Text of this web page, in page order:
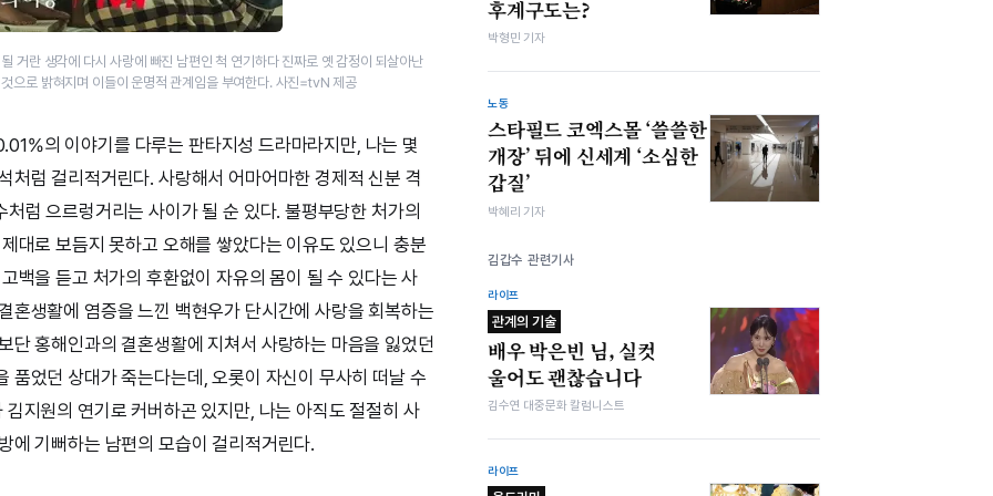
거란 생각에 다시 사랑에 빠진 남편인 척 연기하다 진짜로 옛 감정이 되살아난
으로 밝혀지며 이들이 운명적 관계임을 부여한다. 사진=tvN 제공
의 이야기를 다루는 판타지성 드라마라지만, 나는 몇
처럼 걸리적거린다. 사랑해서 어마어마한 경제적 신분 격
럼 으르렁거리는 사이가 될 순 있다. 불평부당한 처가의
대로 보듬지 못하고 오해를 쌓았다는 이유도 있으니 충분
백을 듣고 처가의 후환없이 자유의 몸이 될 수 있다는 사
혼생활에 염증을 느낀 백현우가 단시간에 사랑을 회복하는
단 홍해인과의 결혼생활에 지쳐서 사랑하는 마음을 잃었던
품었던 상대가 죽는다는데, 오롯이 자신이 무사히 떠날 수
지원의 연기로 커버하곤 있지만, 나는 아직도 절절히 사
에 기뻐하는 남편의 모습이 걸리적거린다.
후계구도는?
박형민 기자
노동
스타필드 코엑스몰 ‘쓸쓸한
개장’ 뒤에 신세계 ‘소심한
갑질’
박혜리 기자
김갑수 관련기사
라이프
관계의 기술
배우 박은빈 님, 실컷
울어도 괜찮습니다
김수연 대중문화 칼럼니스트
라이프